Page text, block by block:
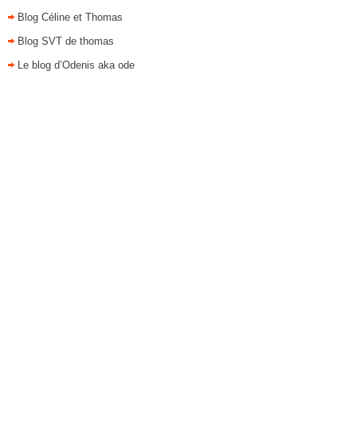
Blog Céline et Thomas
Blog SVT de thomas
Le blog d’Odenis aka ode